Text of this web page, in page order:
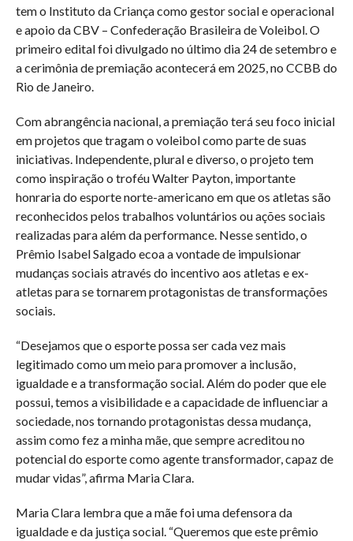
tem o Instituto da Criança como gestor social e operacional
e apoio da CBV – Confederação Brasileira de Voleibol. O
primeiro edital foi divulgado no último dia 24 de setembro e
a cerimônia de premiação acontecerá em 2025, no CCBB do
Rio de Janeiro.
Com abrangência nacional, a premiação terá seu foco inicial
em projetos que tragam o voleibol como parte de suas
iniciativas. Independente, plural e diverso, o projeto tem
como inspiração o troféu Walter Payton, importante
honraria do esporte norte-americano em que os atletas são
reconhecidos pelos trabalhos voluntários ou ações sociais
realizadas para além da performance. Nesse sentido, o
Prêmio Isabel Salgado ecoa a vontade de impulsionar
mudanças sociais através do incentivo aos atletas e ex-
atletas para se tornarem protagonistas de transformações
sociais.
“Desejamos que o esporte possa ser cada vez mais
legitimado como um meio para promover a inclusão,
igualdade e a transformação social. Além do poder que ele
possui, temos a visibilidade e a capacidade de influenciar a
sociedade, nos tornando protagonistas dessa mudança,
assim como fez a minha mãe, que sempre acreditou no
potencial do esporte como agente transformador, capaz de
mudar vidas”, afirma Maria Clara.
Maria Clara lembra que a mãe foi uma defensora da
igualdade e da justiça social. “Queremos que este prêmio